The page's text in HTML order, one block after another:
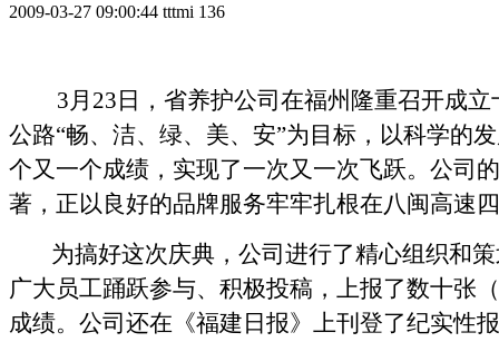
2009-03-27 09:00:44 tttmi 136
3月 23 日 ，省养护公司在福州隆重召开成
公路“畅、洁、绿、美、安”为目标，以科学的
个又一个成绩，实现了一次又一次飞跃。公司
著，正以良好的品牌服务牢牢扎根在八闽高速
为搞好这次庆典，公司进行了精心组织和
广大员工踊跃参与、积极投稿，上报了数十张
成绩。公司还在《福建日报》上刊登了纪实性